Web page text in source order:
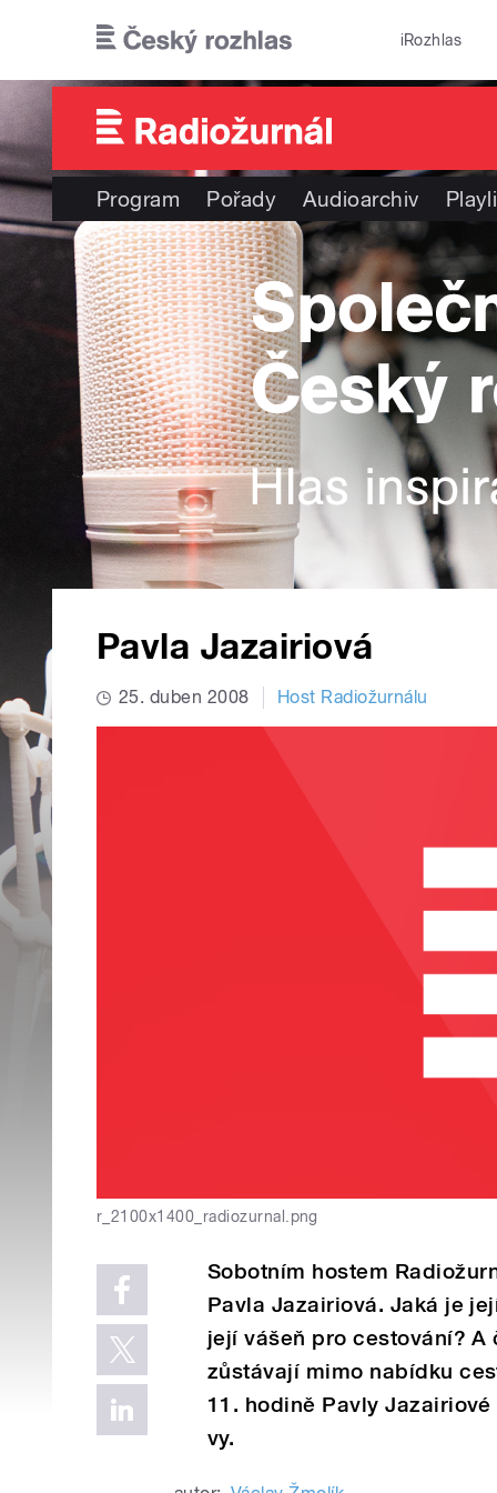
iRozhlas
Program Pořady Audioarchiv
Pavla Jazairiová
25. duben 2008 Host Radiožurnálu
r_2100x1400_radiozurnal.png
Sobotním hostem
Pavla Jazairiová. Jaká je
její vášeň pro cestování?
zůstávají mimo nabídku
11. hodině Pavly
vy.